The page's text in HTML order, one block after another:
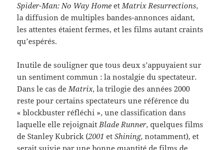
Spider-Man: No Way Home etMatrix Resurrections,
la diffusion de multiples bandes-annonces aidant,
les attentes étaient fermes, et les films autant craints
qu’espérés.
Inutile de souligner que tous deux s’appuyaient sur
un sentiment commun : la nostalgie du spectateur.
Dans le cas deMatrix, la trilogie des années 2000
reste pour certains spectateurs une référence du
« blockbuster réfléchi », une classification dans
laquelle elle rejoignaitBlade Runner, quelques films
de Stanley Kubrick (2001 etShining, notamment), et